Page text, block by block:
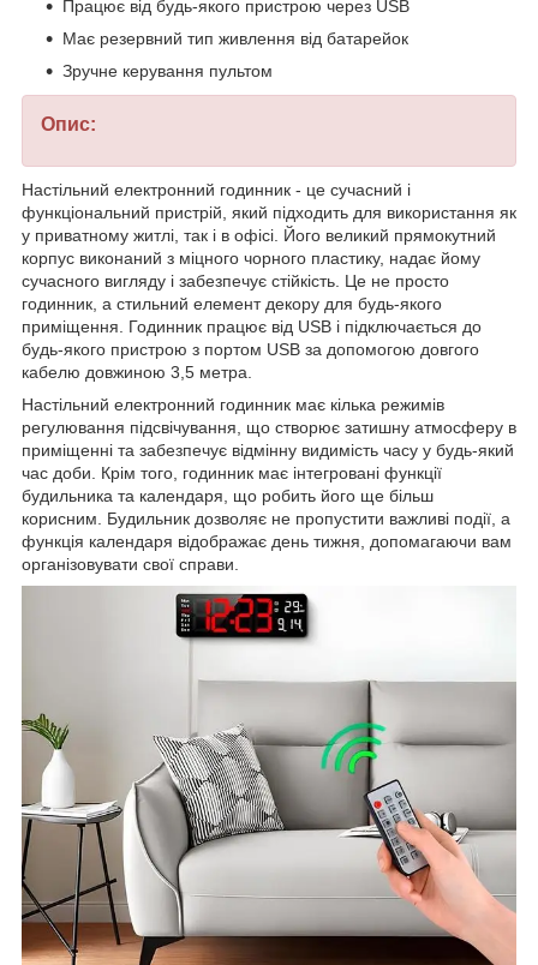
Працює від будь-якого пристрою через USB
Має резервний тип живлення від батарейок
Зручне керування пультом
Опис:
Настільний електронний годинник - це сучасний і
функціональний пристрій, який підходить для використання як
у приватному житлі, так і в офісі. Його великий прямокутний
корпус виконаний з міцного чорного пластику, надає йому
сучасного вигляду і забезпечує стійкість. Це не просто
годинник, а стильний елемент декору для будь-якого
приміщення. Годинник працює від USB і підключається до
будь-якого пристрою з портом USB за допомогою довгого
кабелю довжиною 3,5 метра.
Настільний електронний годинник має кілька режимів
регулювання підсвічування, що створює затишну атмосферу в
приміщенні та забезпечує відмінну видимість часу у будь-який
час доби. Крім того, годинник має інтегровані функції
будильника та календаря, що робить його ще більш
корисним. Будильник дозволяє не пропустити важливі події, а
функція календаря відображає день тижня, допомагаючи вам
організовувати свої справи.